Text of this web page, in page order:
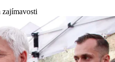
zajímavosti